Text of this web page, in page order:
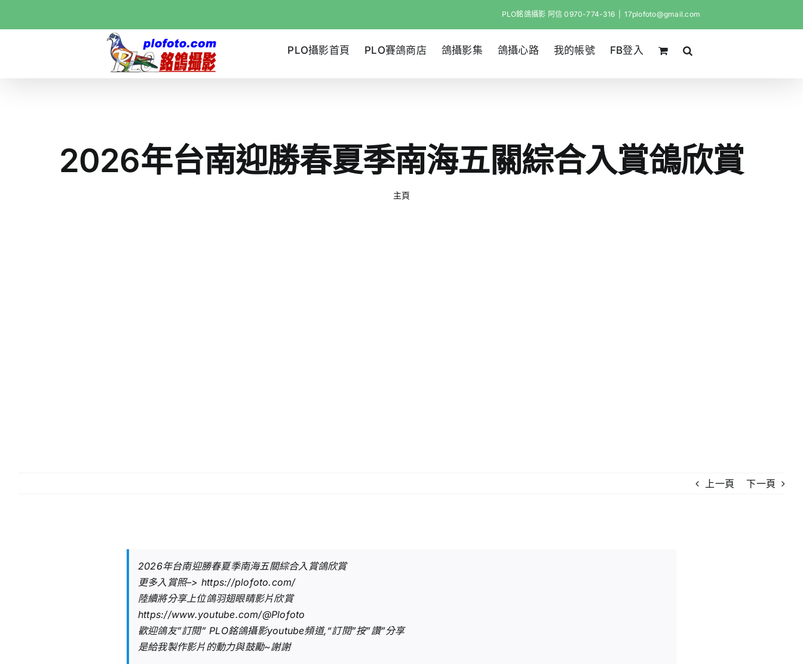
PLO銘鴿攝影 阿信 0970-774-316 17plofoto@gmail.com
PLO攝影首頁 PLO賽鴿商店 鴿攝影集 鴿攝心路 我的帳號 FB登入
2026年台南迎勝春夏季南海五關綜合入賞鴿欣賞
主頁
上一頁 下一頁
2026年台南迎勝春夏季南海五關綜合入賞鴿欣賞
更多入賞照–> https://plofoto.com/
陸續將分享上位鴿羽翅眼睛影片欣賞
https://www.youtube.com/@Plofoto
歡迎鴿友”訂閱” PLO銘鴿攝影youtube頻道,“訂閱”按”讚”分享
是給我製作影片的動力與鼓勵~謝謝